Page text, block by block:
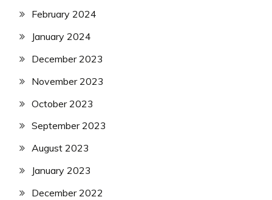
February 2024
January 2024
December 2023
November 2023
October 2023
September 2023
August 2023
January 2023
December 2022